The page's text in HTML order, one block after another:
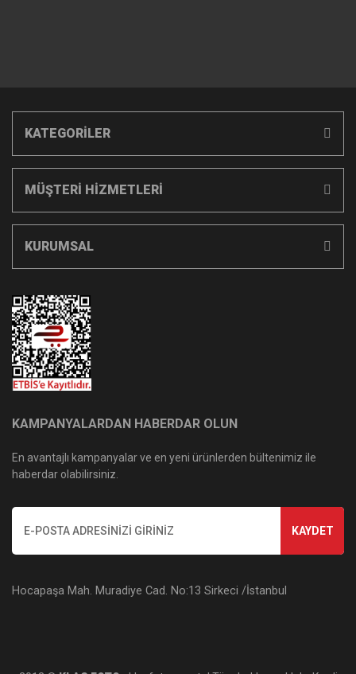
KATEGORİLER
MÜŞTERİ HİZMETLERİ
KURUMSAL
KAMPANYALARDAN HABERDAR OLUN
En avantajlı kampanyalar ve en yeni ürünlerden bültenimiz ile
haberdar olabilirsiniz.
KAYDET
Hocapaşa Mah. Muradiye Cad. No:13 Sirkeci /İstanbul